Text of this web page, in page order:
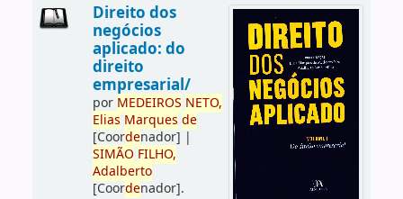
Direito dos
negócios
aplicado: do
direito
empresarial/
por MEDEIROS NETO,
Elias Marques de
[Coordenador] |
SIMÃO FILHO,
Adalberto
[Coordenador].